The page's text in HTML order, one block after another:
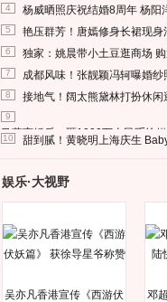
4 杨威晒照庆祝结婚8周年 杨阳
5 艳压群芳！唐嫣修身长裙现身
6 独家：姚晨带小土豆逛商场
7 成都风味！张靓颖冯轲曝婚
8 接地气！阔太熊黛林打扮休闲
9
马蓉离婚后，砸1000万人民币给
10 甜到腻！黄晓明上海庆生
娱乐·大视野
吴亦凡香港宣传《西游伏
邓